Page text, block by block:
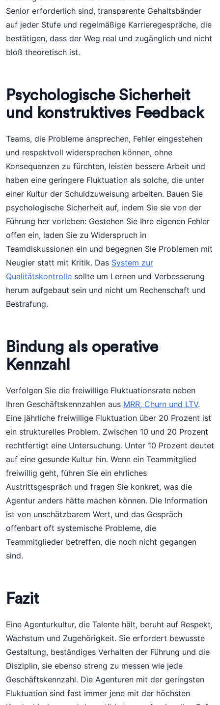
Senior erforderlich sind, transparente Gehaltsbänder
auf jeder Stufe und regelmäßige Karrieregespräche, die
bestätigen, dass der Weg real und zugänglich und nicht
bloß theoretisch ist.
Psychologische Sicherheit
und konstruktives Feedback
Teams, die Probleme ansprechen, Fehler eingestehen
und respektvoll widersprechen können, ohne
Konsequenzen zu fürchten, leisten bessere Arbeit und
haben eine geringere Fluktuation als solche, die unter
einer Kultur der Schuldzuweisung arbeiten. Bauen Sie
psychologische Sicherheit auf, indem Sie sie von der
Führung her vorleben: Gestehen Sie Ihre eigenen Fehler
offen ein, laden Sie zu Widerspruch in
Teamdiskussionen ein und begegnen Sie Problemen mit
Neugier statt mit Kritik. Das System zur
Qualitätskontrolle sollte um Lernen und Verbesserung
herum aufgebaut sein und nicht um Rechenschaft und
Bestrafung.
Bindung als operative
Kennzahl
Verfolgen Sie die freiwillige Fluktuationsrate neben
Ihren Geschäftskennzahlen aus MRR, Churn und LTV.
Eine jährliche freiwillige Fluktuation über 20 Prozent ist
ein strukturelles Problem. Zwischen 10 und 20 Prozent
rechtfertigt eine Untersuchung. Unter 10 Prozent deutet
auf eine gesunde Kultur hin. Wenn ein Teammitglied
freiwillig geht, führen Sie ein ehrliches
Austrittsgespräch und fragen Sie konkret, was die
Agentur anders hätte machen können. Die Information
ist von unschätzbarem Wert, und das Gespräch
offenbart oft systemische Probleme, die
Teammitglieder betreffen, die noch nicht gegangen
sind.
Fazit
Eine Agenturkultur, die Talente hält, beruht auf Respekt,
Wachstum und Zugehörigkeit. Sie erfordert bewusste
Gestaltung, beständiges Verhalten der Führung und die
Disziplin, sie ebenso streng zu messen wie jede
Geschäftskennzahl. Die Agenturen mit der geringsten
Fluktuation sind fast immer jene mit der höchsten